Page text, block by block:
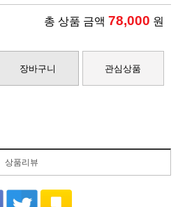
총 상품 금액 78,000 원
장바구니 관심상품
상품리뷰